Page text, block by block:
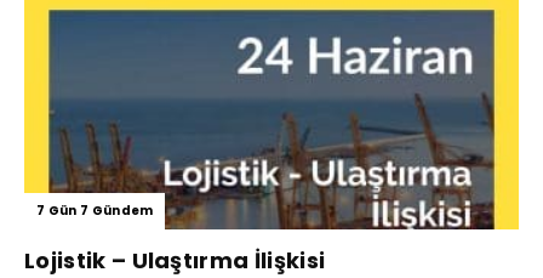
7 Gün 7 Gündem
Lojistik – Ulaştırma İlişkisi